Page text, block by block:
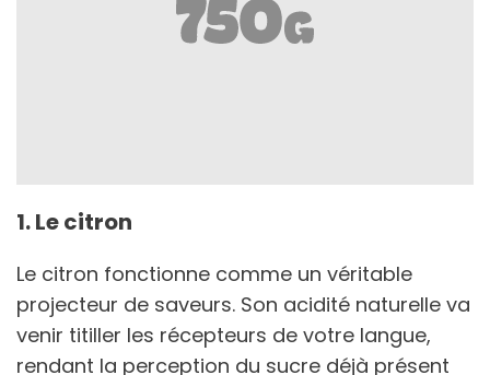
1. Le citron
Le citron fonctionne comme un véritable
projecteur de saveurs. Son acidité naturelle va
venir titiller les récepteurs de votre langue,
rendant la perception du sucre déjà présent